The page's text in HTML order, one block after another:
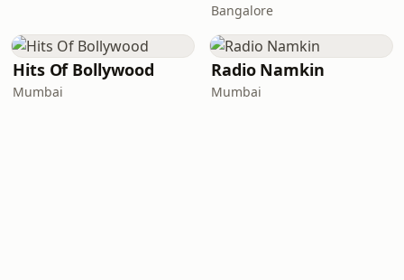
Bangalore
Hits Of Bollywood
Mumbai
Radio Namkin
Mumbai